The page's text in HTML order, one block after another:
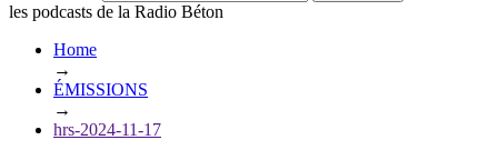
les podcasts de la Radio Béton
Home
→
ÉMISSIONS
→
hrs-2024-11-17